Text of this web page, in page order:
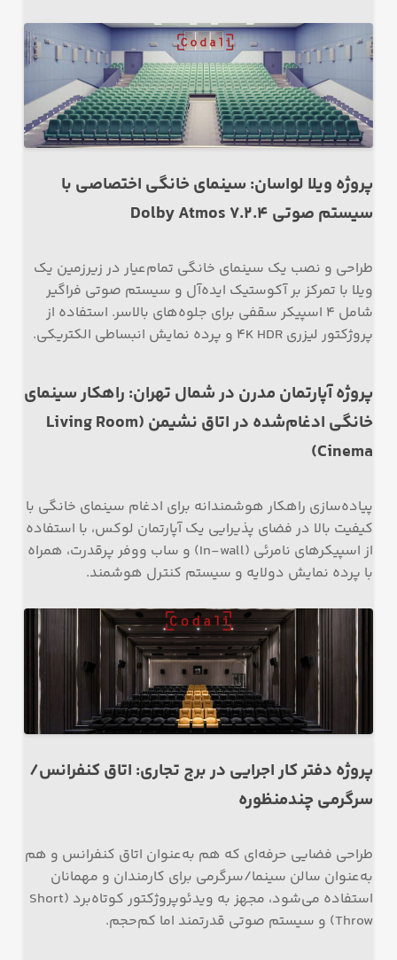
پروژه ویلا لواسان: سینمای خانگی اختصاصی با
سیستم صوتی Dolby Atmos 7.2.4
طراحی و نصب یک سینمای خانگی تمام‌عیار در زیرزمین یک
ویلا با تمرکز بر آکوستیک ایده‌آل و سیستم صوتی فراگیر
شامل 4 اسپیکر سقفی برای جلوه‌های بالاسر. استفاده از
پروژکتور لیزری 4K HDR و پرده نمایش انبساطی الکتریکی.
پروژه آپارتمان مدرن در شمال تهران: راهکار سینمای
خانگی ادغام‌شده در اتاق نشیمن (Living Room
Cinema)
پیاده‌سازی راهکار هوشمندانه برای ادغام سینمای خانگی با
کیفیت بالا در فضای پذیرایی یک آپارتمان لوکس، با استفاده
از اسپیکرهای نامرئی (In-wall) و ساب ووفر پرقدرت، همراه
با پرده نمایش دولایه و سیستم کنترل هوشمند.
پروژه دفتر کار اجرایی در برج تجاری: اتاق کنفرانس/
سرگرمی چندمنظوره
طراحی فضایی حرفه‌ای که هم به‌عنوان اتاق کنفرانس و هم
به‌عنوان سالن سینما/سرگرمی برای کارمندان و مهمانان
استفاده می‌شود، مجهز به ویدئوپروژکتور کوتاه‌برد (Short
Throw) و سیستم صوتی قدرتمند اما کم‌حجم.